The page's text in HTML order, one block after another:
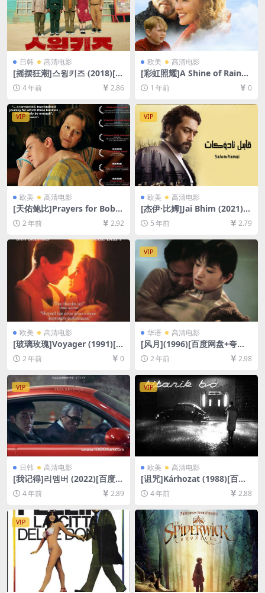
日韩 高清电影
[摇摆狂潮]스윙키즈 (2018)[百
度网盘+迅雷云盘资源1080P
超清未删减][MP4/8GB][韩语
中字]
4 年前 2.86
欧美 高清电影
[彩虹照耀]A Shine of Rainbo
ws (2009)[百度网盘+夸克网
盘1080P超清未删减资源][网
盘在线播放/下载][MP4/6.5G
B][中英字幕]
1 年前 0
VIP
欧美 高清电影
[天佑鲍比]Prayers for Bobb
y (2009)[百度网盘+夸克网盘1
080P超清未删减资源][网盘在
线播放/下载][MP4/6.8GB][中
英字幕]
2 年前 2.92
VIP
欧美 高清电影
[杰伊·比姆]Jai Bhim (2021)
[百度网盘+迅雷云盘资源1080
P超清未删减][MP4/9.8GB][原
声中字]
5 年前 2.79
欧美 高清电影
[玻璃玫瑰]Voyager (1991)[百
度网盘+夸克网盘1080P超清
未删减资源][网盘在线播放/下
2 年前 0
VIP
华语 高清电影
[风月](1996)[百度网盘+夸克
网盘1080P超清未删减资源]
[网盘在线播放/下载][MP4/8.
2 年前 2.98
VIP
日韩 高清电影
[我记得]리멤버 (2022)[百度网
盘+迅雷云盘资源1080P超清
未删减][MP4/8GB][韩语中字]
4 年前 2.89
VIP
欧美 高清电影
[诅咒]Kárhozat (1988)[百度
网盘+迅雷云盘资源1080P超
清未删减][MP4/7.4GB][原声
中字]
4 年前 2.88
VIP